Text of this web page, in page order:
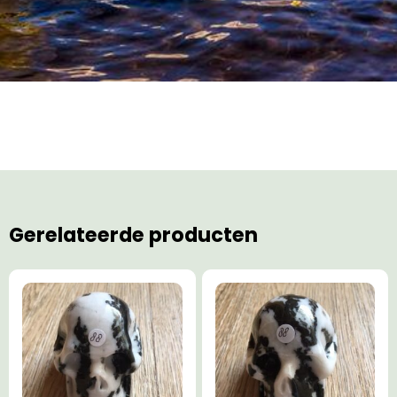
Gerelateerde producten